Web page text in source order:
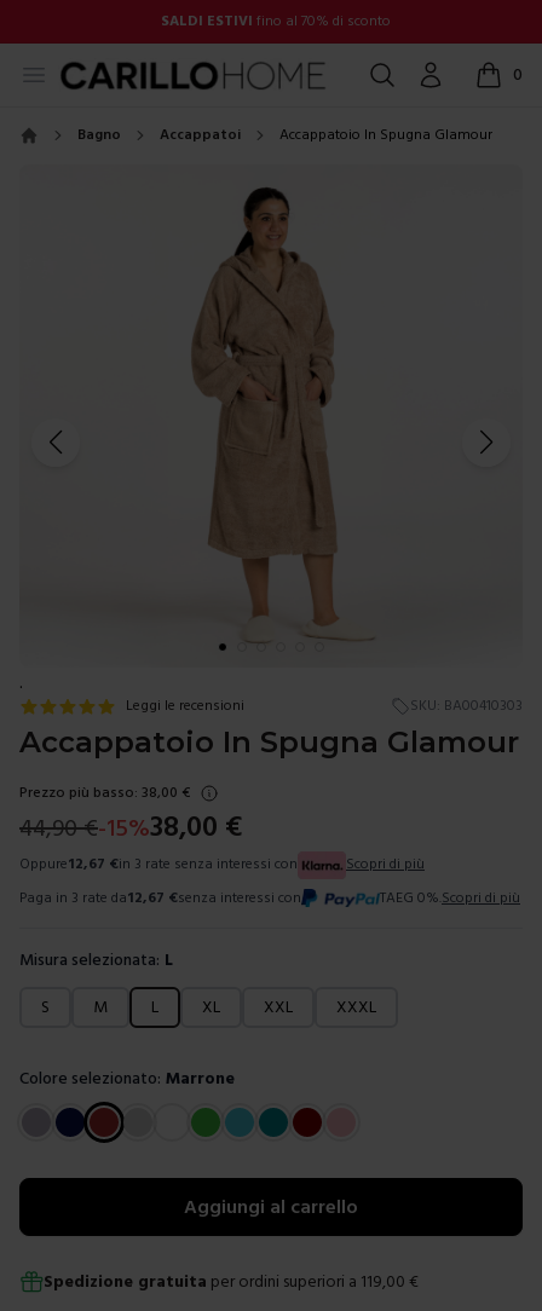
SALDI ESTIVI fino al 70% di sconto
Open menu Cerca Account 0
items
Bagno Accappatoi Accappatoio In Spugna Glamour
.
Leggi le recensioni SKU: BA00410303
Accappatoio In Spugna Glamour
Prezzo più basso: 38,00 €
44,90€-15%38,00 €
Oppure12,67 €in 3 rate senza interessi con
Scopri di più
Paga in 3 rate da12,67 €senza interessi con TAEG 0%. Scopri di più
Misura selezionata: L
Scegli una misura
S M L XL XXL XXXL
Colore selezionato: Marrone
Scegli un colore
Aggiungi al carrello
Spedizione gratuita per ordini superiori a 119,00 €